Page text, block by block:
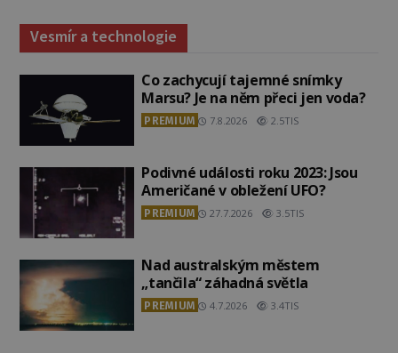
Vesmír a technologie
Co zachycují tajemné snímky
Marsu? Je na něm přeci jen voda?
PREMIUM 7.8.2026 2.5TIS
Podivné události roku 2023: Jsou
Američané v obležení UFO?
PREMIUM 27.7.2026 3.5TIS
Nad australským městem
„tančila“ záhadná světla
PREMIUM 4.7.2026 3.4TIS